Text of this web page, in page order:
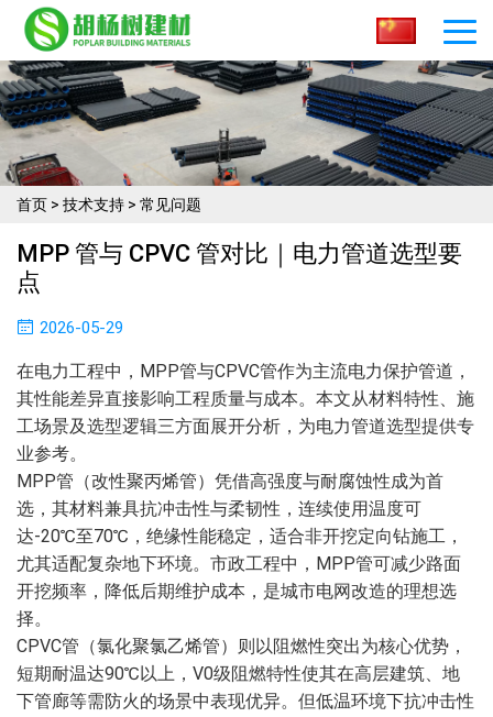
首页 > 技术支持 > 常见问题
MPP 管与 CPVC 管对比｜电力管道选型要
点
2026-05-29
在电力工程中，MPP管与CPVC管作为主流电力保护管道，
其性能差异直接影响工程质量与成本。本文从材料特性、施
工场景及选型逻辑三方面展开分析，为电力管道选型提供专
业参考。
MPP管（改性聚丙烯管）凭借高强度与耐腐蚀性成为首
选，其材料兼具抗冲击性与柔韧性，连续使用温度可
达-20℃至70℃，绝缘性能稳定，适合非开挖定向钻施工，
尤其适配复杂地下环境。市政工程中，MPP管可减少路面
开挖频率，降低后期维护成本，是城市电网改造的理想选
择。
CPVC管（氯化聚氯乙烯管）则以阻燃性突出为核心优势，
短期耐温达90℃以上，V0级阻燃特性使其在高层建筑、地
下管廊等需防火的场景中表现优异。但低温环境下抗冲击性